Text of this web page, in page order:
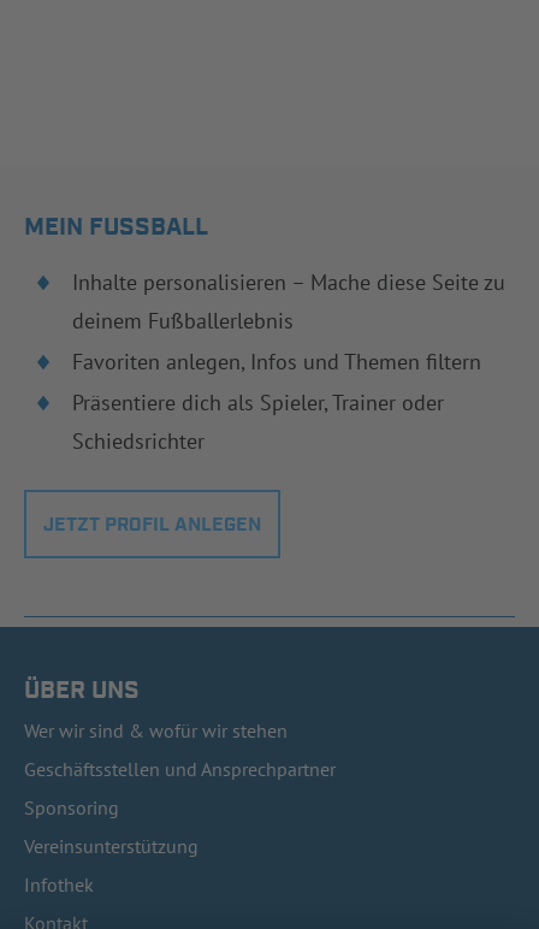
MEIN FUSSBALL
Inhalte personalisieren – Mache diese Seite zu
deinem Fußballerlebnis
Favoriten anlegen, Infos und Themen filtern
Präsentiere dich als Spieler, Trainer oder
Schiedsrichter
JETZT PROFIL ANLEGEN
ÜBER UNS
Wer wir sind & wofür wir stehen
Geschäftsstellen und Ansprechpartner
Sponsoring
Vereinsunterstützung
Infothek
Kontakt